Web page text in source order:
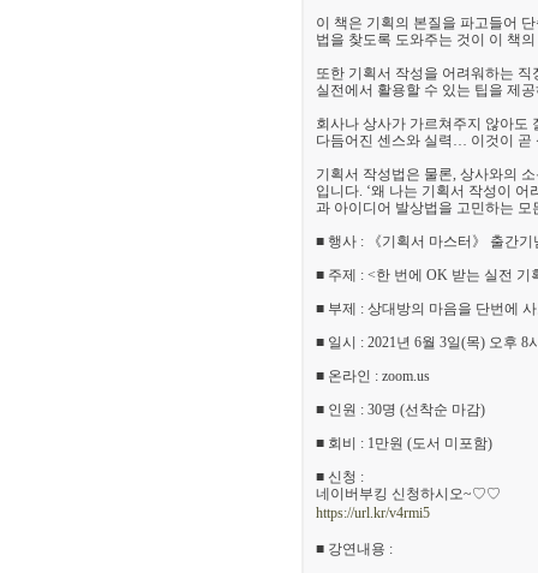
이 책은 기획의 본질을 파고들어
법을 찾도록 도와주는 것이 이 책
또한 기획서 작성을 어려워하는 직
실전에서 활용할 수 있는 팁을 제
회사나 상사가 가르쳐주지 않아도
다듬어진 센스와 실력… 이것이 곧
기획서 작성법은 물론, 상사와의
입니다. ‘왜 나는 기획서 작성이
과 아이디어 발상법을 고민하는 모
■ 행사 : 《기획서 마스터》 출간기
■ 주제 : <한 번에 OK 받는 실전 기
■ 부제 : 상대방의 마음을 단번에
■ 일시 : 2021년 6월 3일(목) 오후 8
■ 온라인 : zoom.us
■ 인원 : 30명 (선착순 마감)
■ 회비 : 1만원 (도서 미포함)
■ 신청 :
네이버부킹 신청하시오~♡♡
https://url.kr/v4rmi5
■ 강연내용 :